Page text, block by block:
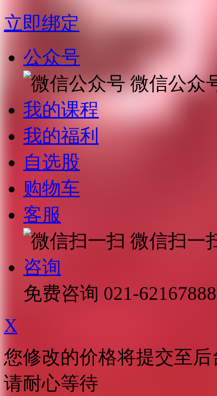
立即绑定
公众号
微信公众
我的课程
我的福利
自选股
购物车
客服
微信扫一
咨询
免费咨询 021-62167888
X
您修改的价格将提交至
请耐心等待